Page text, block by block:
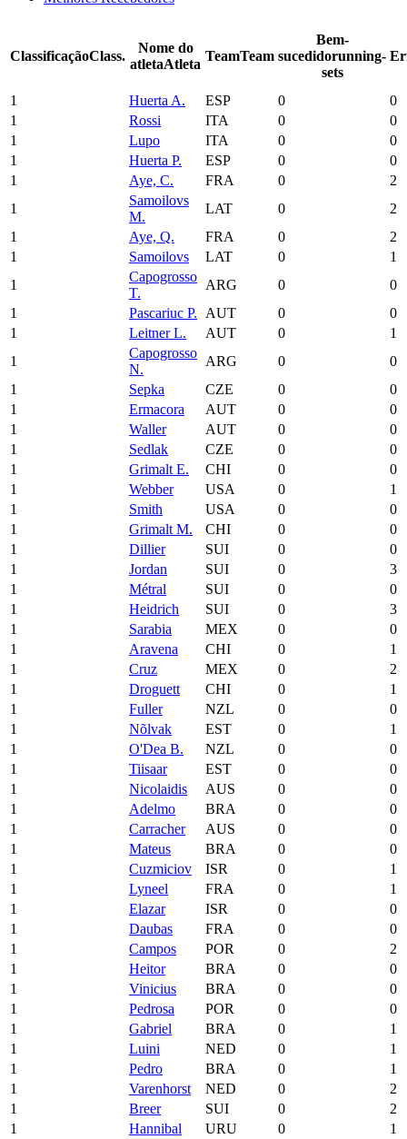
ClassificaçãoClass.
Nome do
atletaAtleta
TeamTeam
Bem-
sucedidorunning-
sets
1 Huerta A. ESP 0
0
1
Rossi ITA 0
0
1
Lupo ITA 0
0
1
Huerta P. ESP 0
0
1
Aye, C. FRA 0
2
1
Samoilovs
M.
LAT 0
2
1
Aye, Q. FRA 0
2
1
Samoilovs LAT 0
1
1
Capogrosso
T.
ARG 0
0
1
Pascariuc P. AUT 0
0
1
Leitner L. AUT 0
1
1
Capogrosso
N.
ARG 0
0
1
Sepka CZE 0
0
1
Ermacora AUT 0
0
1
Waller AUT 0
0
1
Sedlak CZE 0
0
1
Grimalt E. CHI 0
0
1
Webber USA 0
1
1
Smith USA 0
0
1
Grimalt M. CHI 0
0
1
Dillier SUI 0
0
1
Jordan SUI 0
3
1
Métral SUI 0
0
1
Heidrich SUI 0
3
1
Sarabia MEX 0
0
1
Aravena CHI 0
1
1
Cruz MEX 0
2
1
Droguett CHI 0
1
1
Fuller NZL 0
0
1
Nõlvak EST 0
1
1
O'Dea B. NZL 0
0
1
Tiisaar EST 0
0
1
Nicolaidis AUS 0
0
1
Adelmo BRA 0
0
1
Carracher AUS 0
0
1
Mateus BRA 0
0
1
Cuzmiciov ISR 0
1
1
Lyneel FRA 0
1
1
Elazar ISR 0
0
1
Daubas FRA 0
0
1
Campos POR 0
2
1
Heitor BRA 0
0
1
Vinicius BRA 0
0
1
Pedrosa POR 0
0
1
Gabriel BRA 0
1
1
Luini NED 0
1
1
Pedro BRA 0
1
1
Varenhorst NED 0
2
1
Breer SUI 0
2
1
Hannibal URU 0
1